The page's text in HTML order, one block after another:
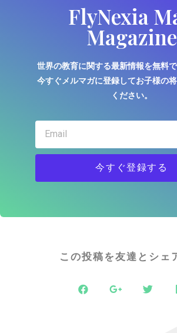
FlyNexia
Magazine
世界の教育に関する最新情報を無料で
今すぐメルマガに登録してお子様の
ください。
今すぐ登録する
この投稿を友達とシェ